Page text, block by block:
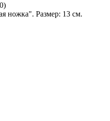
ножка". Размер: 13 см.